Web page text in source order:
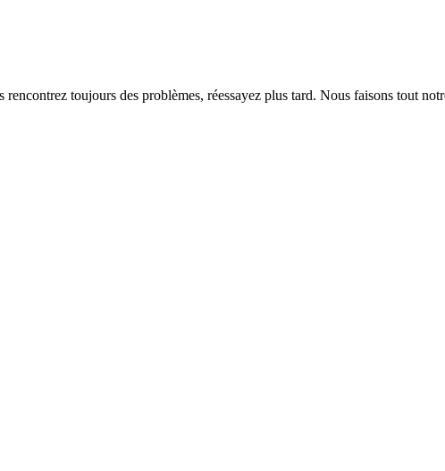
toujours des problèmes, réessayez plus tard. Nous faisons tout